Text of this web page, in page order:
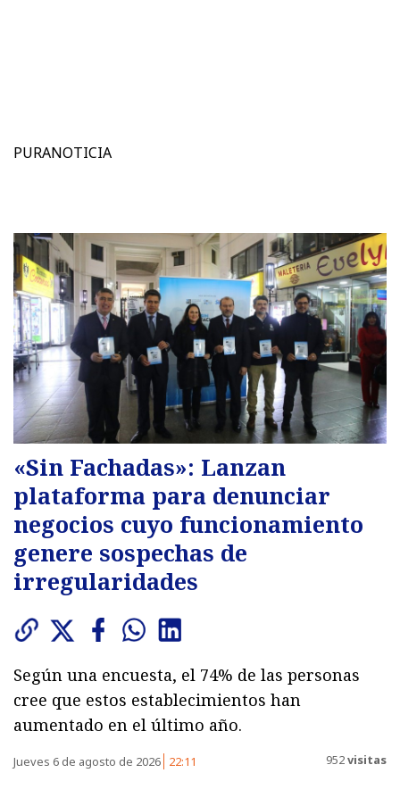
PURANOTICIA
«Sin Fachadas»: Lanzan
plataforma para denunciar
negocios cuyo funcionamiento
genere sospechas de
irregularidades
Según una encuesta, el 74% de las personas
cree que estos establecimientos han
aumentado en el último año.
Jueves 6 de agosto de 2026 22:11 952visitas